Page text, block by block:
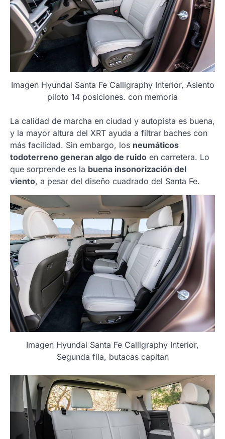
Imagen Hyundai Santa Fe Calligraphy Interior, Asiento
piloto 14 posiciones. con memoria
La calidad de marcha en ciudad y autopista es buena,
y la mayor altura del XRT ayuda a filtrar baches con
más facilidad. Sin embargo, los neumáticos
todoterreno generan algo de ruido en carretera. Lo
que sorprende es la buena insonorización del
viento, a pesar del diseño cuadrado del Santa Fe.
Imagen Hyundai Santa Fe Calligraphy Interior,
Segunda fila, butacas capitan